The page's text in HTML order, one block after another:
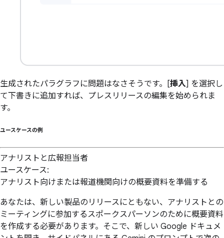
生成されたパラグラフに問題はなさそうです。[挿入] を選択し
て下書きに追加すれば、プレスリリースの編集を始められま
す。
ユースケースの例
アナリストと広報担当者
ユースケース:
アナリスト向けまたは報道機関向けの概要資料を準備する
あなたは、新しい製品のリリースにともない、アナリストとの
ミーティングに参加するスポークスパーソンのために概要資料
を作成する必要があります。そこで、新しい Google ドキュメ